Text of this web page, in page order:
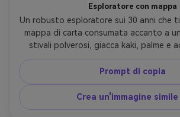
Esploratore con mappa
Un robusto esploratore sui 30 anni che
mappa di carta consumata accanto a
stivali polverosi, giacca kaki, palme e
dietro, sole di mezzogiorno controllato
morbido, scattato su Sony A1, 50mm,
corpo, dettagli nitidi, avventura
ar 4:5
Prompt di copia
Crea un'immagine